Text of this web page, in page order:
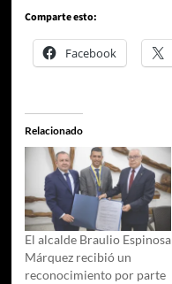
Comparte esto:
Facebook
Relacionado
El alcalde Braulio Espinosa
Márquez recibió un
reconocimiento por parte